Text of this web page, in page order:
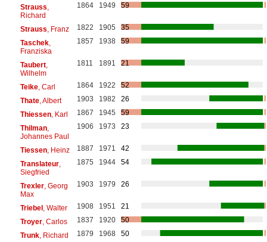
Strauss
Richard
1864 1949 59
Strauss , Franz 1822 1905
35
Taschek,
Franziska
1857 1938 59
Taubert,
Wilhelm
1811 1891 21
Teike, Carl 1864 1922
52
Thate, Albert 1903 1982
26
Thiessen, Karl 1867 1945
59
Thilman,
Johannes Paul
1906 1973 23
Tiessen, Heinz 1887 1971
42
Translateur,
Siegfried
1875 1944 54
Trexler, Georg
Max
1903 1979 26
Triebel, Walter 1908 1951
21
Troyer, Carlos 1837 1920
50
Trunk, Richard 1879 1968
50